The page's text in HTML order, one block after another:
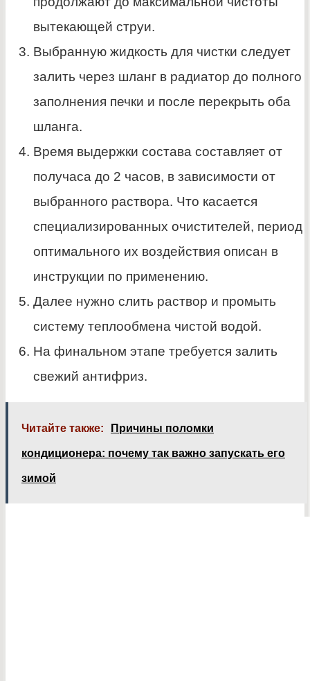
вытекающей струи.
Выбранную жидкость для чистки следует
залить через шланг в радиатор до полного
заполнения печки и после перекрыть оба
шланга.
Время выдержки состава составляет от
получаса до 2 часов, в зависимости от
выбранного раствора. Что касается
специализированных очистителей, период
оптимального их воздействия описан в
инструкции по применению.
Далее нужно слить раствор и промыть
систему теплообмена чистой водой.
На финальном этапе требуется залить
свежий антифриз.
Читайте также: Причины поломки
кондиционера: почему так важно запускать его
зимой